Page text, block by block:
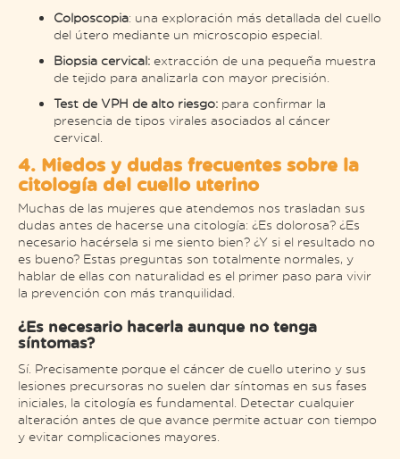
Colposcopia: una exploración más detallada del cuello
del útero mediante un microscopio especial.
Biopsia cervical: extracción de una pequeña muestra
de tejido para analizarla con mayor precisión.
Test de VPH de alto riesgo: para confirmar la
presencia de tipos virales asociados al cáncer
cervical.
4. Miedos y dudas frecuentes sobre la
citología del cuello uterino
Muchas de las mujeres que atendemos nos trasladan sus
dudas antes de hacerse una citología: ¿Es dolorosa? ¿Es
necesario hacérsela si me siento bien? ¿Y si el resultado no
es bueno? Estas preguntas son totalmente normales, y
hablar de ellas con naturalidad es el primer paso para vivir
la prevención con más tranquilidad.
¿Es necesario hacerla aunque no tenga
síntomas?
Sí. Precisamente porque el cáncer de cuello uterino y sus
lesiones precursoras no suelen dar síntomas en sus fases
iniciales, la citología es fundamental. Detectar cualquier
alteración antes de que avance permite actuar con tiempo
y evitar complicaciones mayores.